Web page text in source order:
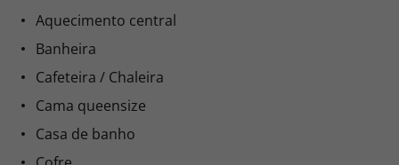
Aquecimento central
Banheira
Cafeteira / Chaleira
Cama queensize
Casa de banho